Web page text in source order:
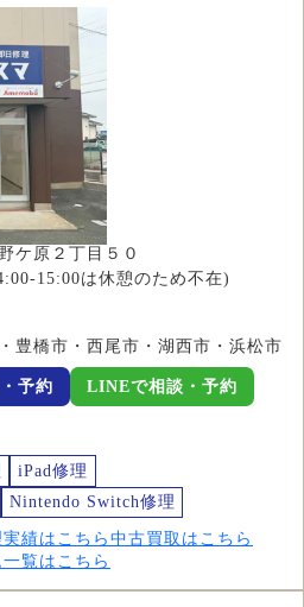
ケ原２丁目５０
15:00は休憩のため不在)
豊橋市・西尾市・湖西市・浜松市
予約 LINEで相談・予約
iPad修理
Nintendo Switch修理
績はこちら 中古買取はこちら
一覧はこちら